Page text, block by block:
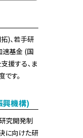
)、若手研
速基金 (国
援する、ま
す。
機構)
研究開発制
に向けた研